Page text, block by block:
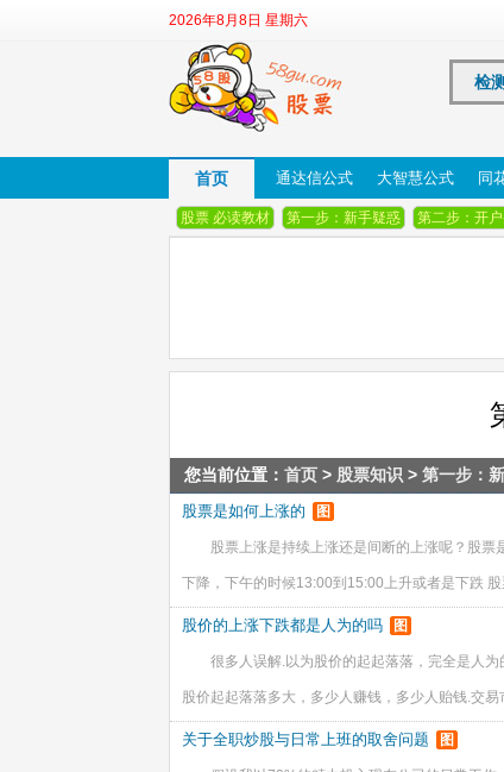
2026年8月8日 星期六
检
首页 通达信公式 大智慧公式 同
股票 必读教材 第一步：新手疑惑 第二步：开
您当前位置： 首页 > 股票知识 > 第一步：
股票是如何上涨的 图
股票上涨是持续上涨还是间断的上涨呢？股
下降，下午的时候13:00到15:00上升或者是下跌
股价的上涨下跌都是人为的吗 图
很多人误解.以为股价的起起落落，完全是人
股价起起落落多大，多少人赚钱，多少人贻钱.交易
关于全职炒股与日常上班的取舍问题 图